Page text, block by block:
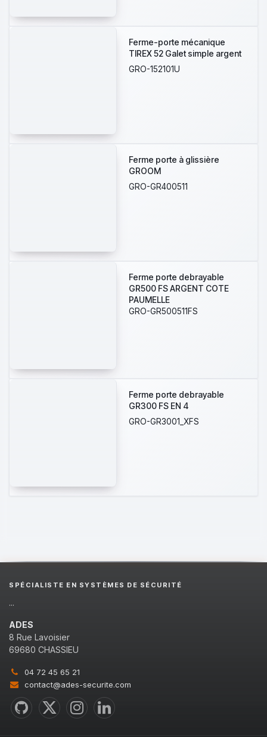
Ferme-porte mécanique
TIREX 52 Galet simple argent
GRO-152101U
Ferme porte à glissière
GROOM
GRO-GR400511
Ferme porte debrayable
GR500 FS ARGENT COTE
PAUMELLE
GRO-GR500511FS
Ferme porte debrayable
GR300 FS EN 4
GRO-GR3001_XFS
SPÉCIALISTE EN SYSTÈMES DE SÉCURITÉ
...
ADES
8 Rue Lavoisier
69680 CHASSIEU
04 72 45 65 21
contact@ades-securite.com